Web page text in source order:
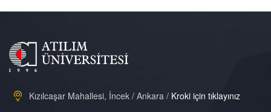
Kızılcaşar Mahallesi, İncek / Ankara / Kroki için tıklayınız